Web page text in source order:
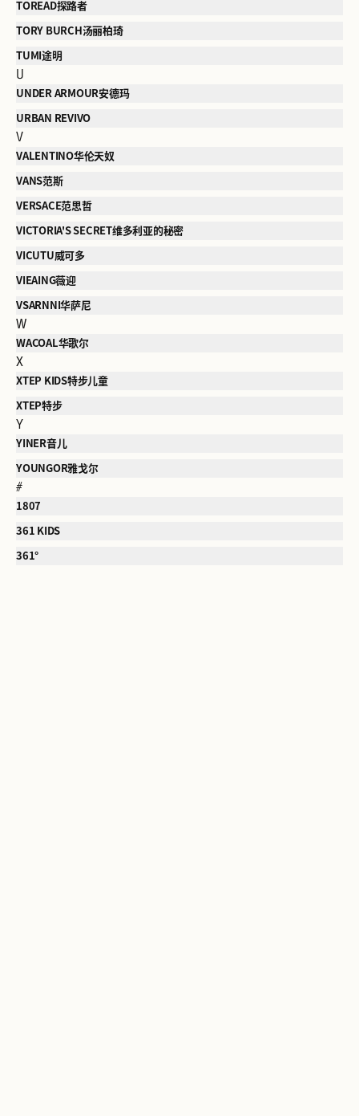
TOREAD探路者
TORY BURCH汤丽柏琦
TUMI途明
U
UNDER ARMOUR安德玛
URBAN REVIVO
V
VALENTINO华伦天奴
VANS范斯
VERSACE范思哲
VICTORIA'S SECRET维多利亚的秘密
VICUTU威可多
VIEAING薇迎
VSARNNI华萨尼
W
WACOAL华歌尔
X
XTEP KIDS特步儿童
XTEP特步
Y
YINER音儿
YOUNGOR雅戈尔
#
1807
361 KIDS
361°